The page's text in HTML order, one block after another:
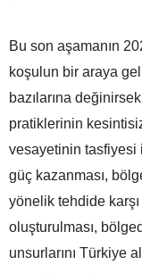
Bu son aşamanın
koşulun bir araya
bazılarına
pratiklerinin
vesayetinin tasfiyesi
güç kazanması,
yönelik tehdide karşı
oluşturulması,
unsurlarını Türkiye